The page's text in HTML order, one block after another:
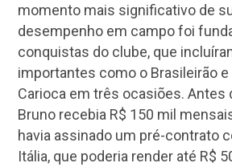
momento mais significativo de
desempenho em campo foi
conquistas do clube, que
importantes como o Brasileirão
Carioca em três ocasiões. Antes
Bruno recebia R$ 150 mil
havia assinado um pré-contrato
Itália, que poderia render até R$